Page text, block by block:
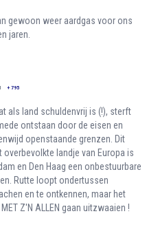
gewoon weer aardgas voor ons
jaren.
+ 795
als land schuldenvrij is (!), sterft
ontstaan door de eisen en
openstaande grenzen. Dit
landje van Europa is
en Den Haag een onbestuurbare
Rutte loopt ondertussen
en te ontkennen, maar het
Z'N ALLEN gaan uitzwaaien !